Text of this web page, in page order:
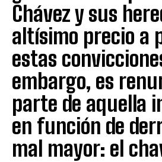
Chávez y sus
altísimo precio a
estas
embargo, es
parte de aquella
en función de
mal mayor: el